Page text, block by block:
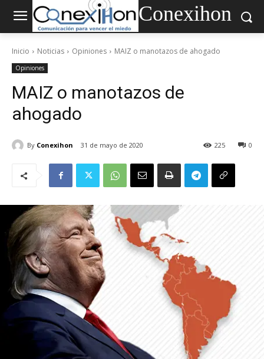
Conexihon
Inicio Noticias Opiniones MAIZ o manotazos de ahogado
Opiniones
MAIZ o manotazos de
ahogado
By Conexihon 31 de mayo de 2020 0
225